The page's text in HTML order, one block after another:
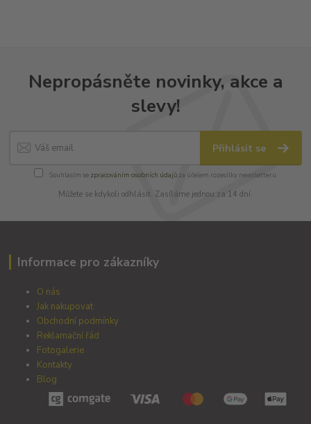
Nepropásněte novinky, akce a
slevy!
Přihlásit se
Souhlasím se zpracováním osobních údajůza účelem rozesílky newsletteru.
Můžete se kdykoli odhlásit. Zasíláme jednou za 14 dní.
Informace pro zákazníky
O nás
Jak nakupovat
Obchodní podmínky
Reklamační řád
Fotogalerie
Kontakty
Blog